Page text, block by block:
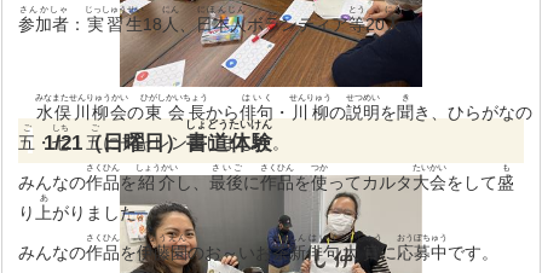
参加者
さんかしゃ
： 実習生
じっしゅうせい
18人
にん
、日本人
にほんじん
ボランティア等
とう
20人
にん
水俣川柳会
みなまたせんりゅうかい
の東
ひがし
会長
かいちょう
から俳句
はいく
・ 川柳
せんりゅう
の説明
せつめい
を聞
き
き、ひらがなの
五
ご
・七
しち
・五
ご
にチャレンジしました。
みんなの作品
さくひん
を紹介
しょうかい
し、最後
さいご
に作品
さくひん
を使
つか
ってカルタ大会
たいかい
をして盛
も
り上
あ
がりました。
みんなの作品
さくひん
を伊藤園
いとうえん
のお～いお茶
ちゃ
新
しん
俳句
はいく
大賞
たいしょう
に応募中
おうぼちゅう
です。
1/21（日曜日）書道体験
しょどうたいけん